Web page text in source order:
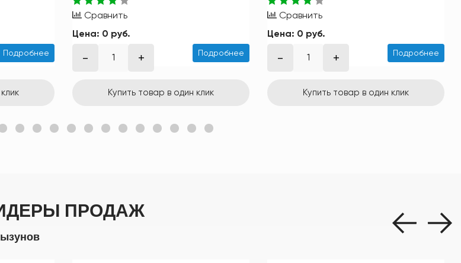
Подробнее
Сравнить
Цена: 0 руб.
Подробнее
Купить товар в один клик
Сравнить
Цена: 0 руб.
Подробнее
Купить товар в один клик
ПРОДАЖ